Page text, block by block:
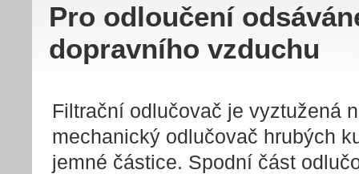
Pro odloučení
dopravního vzduchu
Filtrační odlučovač je vyztužená
mechanický odlučovač hrubých
jemné částice. Spodní část